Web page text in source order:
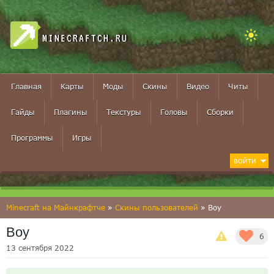
MINECRAFTCH.RU
Главная Карты Моды Скины Видео Читы
Гайды Плагины Текстуры Головы Сборки
Программы Игры
ВОЙТИ
Minecraft на Майнкрафтче » Скины пользователей » Boy
6
Boy
13 сентября 2022